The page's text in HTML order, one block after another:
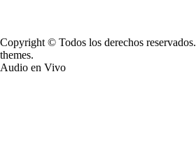
Copyright © Todos los derechos reservados.
themes.
Audio en Vivo